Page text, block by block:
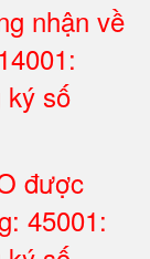
nhận về
ký số
được
45001: